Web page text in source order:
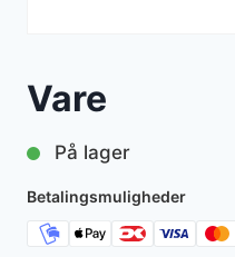
Vare
På lager
Betalingsmuligheder